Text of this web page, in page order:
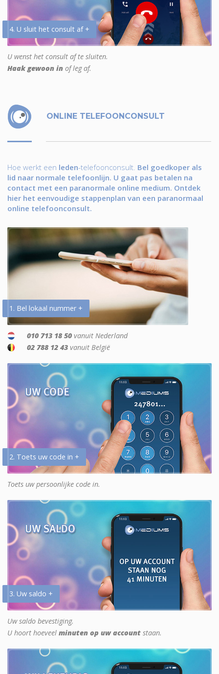
4. U sluit het consult af +
U wenst het consult af te sluiten.
Haak gewoon in of leg af.
ONLINE TELEFOONCONSULT
Hoe werkt een leden-telefoonconsult. Bel goedkoper als
lid naar normale telefoonlijn. U gaat pas betalen na
contact met een paranormale online medium. Ontdek
hier het eenvoudige stappenplan van een paranormaal
online telefoonconsult.
1. Bel lokaal nummer +
010 713 18 50 vanuit Nederland
02 788 12 43 vanuit België
2. Toets uw code in +
Toets uw persoonlijke code in.
3. Uw saldo +
Uw saldo bevestiging.
U hoort hoeveel minuten op uw account staan.